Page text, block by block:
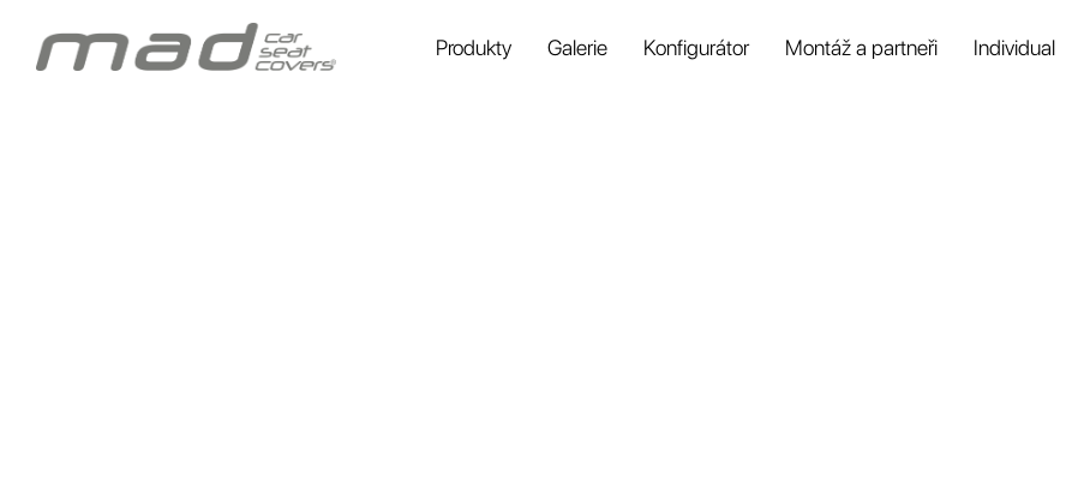
Produkty Galerie Konfigurátor Montáž a partneři Individual